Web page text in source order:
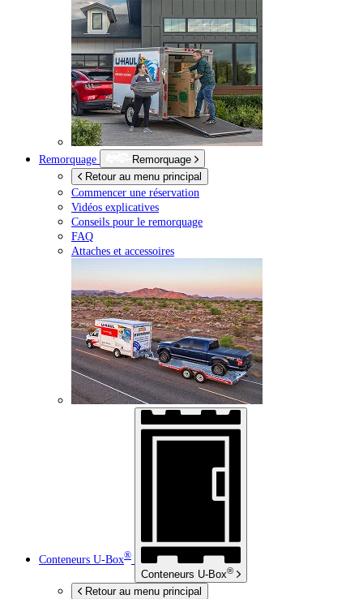
Remorquage
Remorquage
Retour au menu principal
Commencer une réservation
Vidéos explicatives
Conseils pour le remorquage
FAQ
Attaches et accessoires
Conteneurs U-Box®
Conteneurs U-Box®
Retour au menu principal